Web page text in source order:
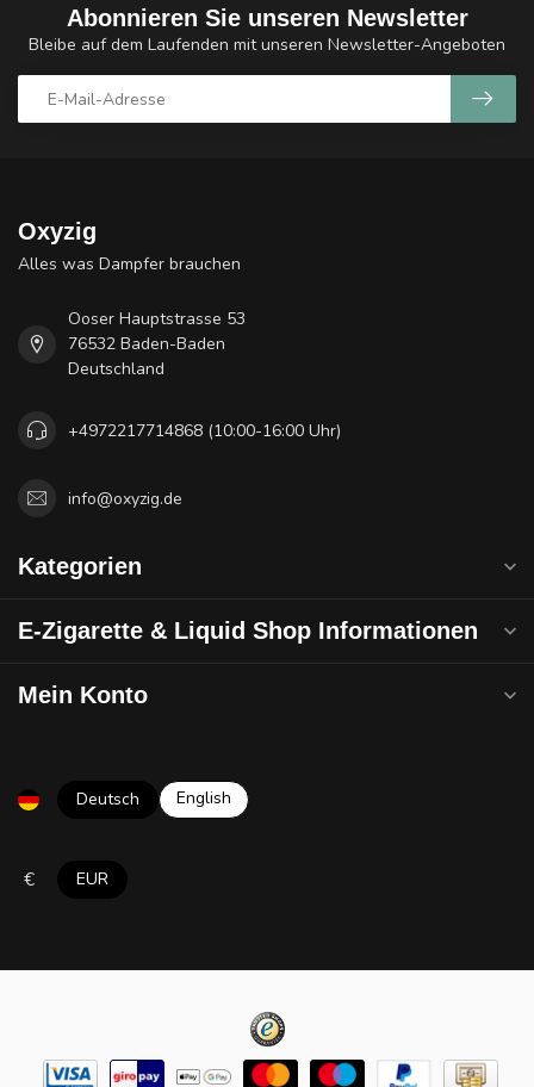
Abonnieren Sie unseren Newsletter
Bleibe auf dem Laufenden mit unseren Newsletter-Angeboten
Oxyzig
Alles was Dampfer brauchen
Ooser Hauptstrasse 53
76532 Baden-Baden
Deutschland
+4972217714868 (10:00-16:00 Uhr)
info@oxyzig.de
Kategorien
E-Zigarette & Liquid Shop Informationen
Mein Konto
Deutsch English
€ EUR